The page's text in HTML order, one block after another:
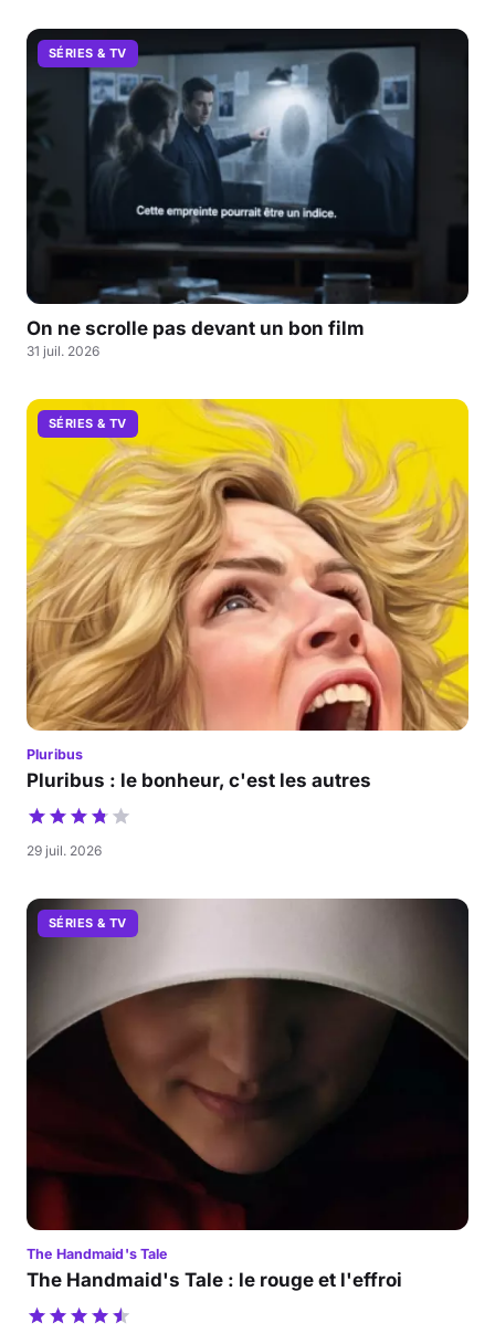
SÉRIES & TV
On ne scrolle pas devant un bon film
31 juil. 2026
SÉRIES & TV
Pluribus
Pluribus : le bonheur, c'est les autres
29 juil. 2026
SÉRIES & TV
The Handmaid's Tale
The Handmaid's Tale : le rouge et l'effroi